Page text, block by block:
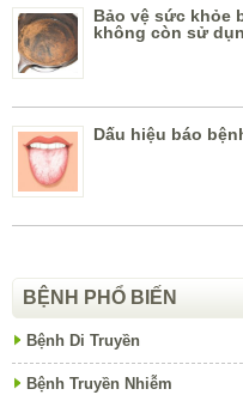
Bảo vệ sức khỏe
không còn sử
Dấu hiệu báo
BỆNH PHỔ BIẾN
Bệnh Di Truyền
Bệnh Truyền Nhiễm